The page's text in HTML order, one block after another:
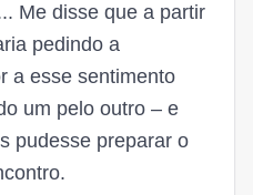
Me disse que a partir
pedindo a
a esse sentimento
um pelo outro – e
pudesse preparar o